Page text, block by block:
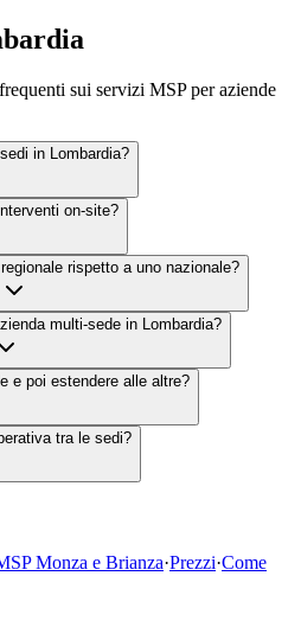
sui servizi MSP per aziende
in Lombardia?
on-site?
rispetto a uno nazionale?
multi-sede in Lombardia?
e poi estendere alle altre?
tra le sedi?
Monza e Brianza·Prezzi·Come